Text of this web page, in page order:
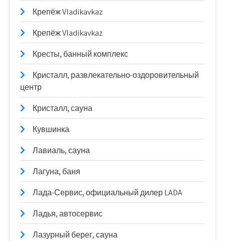
Крепёж Vladikavkaz
Крепёж Vladikavkaz
Кресты, банный комплекс
Кристалл, развлекательно-оздоровительный
центр
Кристалл, сауна
Кувшинка
Лавиаль, сауна
Лагуна, баня
Лада-Сервис, официальный дилер LADA
Ладья, автосервис
Лазурный берег, сауна